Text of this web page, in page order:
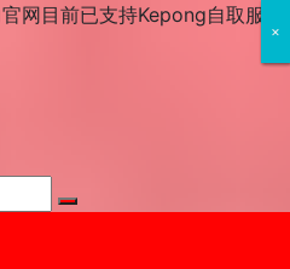
网目前已支持Kepong自取服
×
×
×